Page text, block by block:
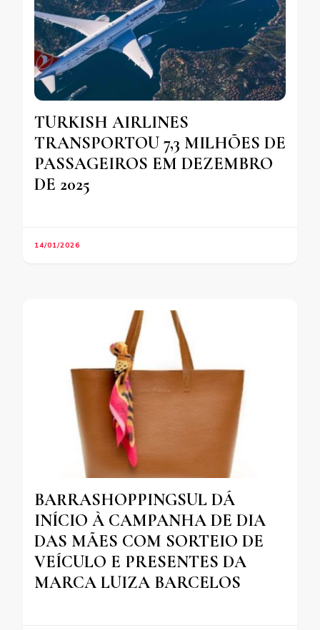
TURKISH AIRLINES
TRANSPORTOU 7,3 MILHÕES DE
PASSAGEIROS EM DEZEMBRO
DE 2025
14/01/2026
BARRASHOPPINGSUL DÁ
INÍCIO À CAMPANHA DE DIA
DAS MÃES COM SORTEIO DE
VEÍCULO E PRESENTES DA
MARCA LUIZA BARCELOS